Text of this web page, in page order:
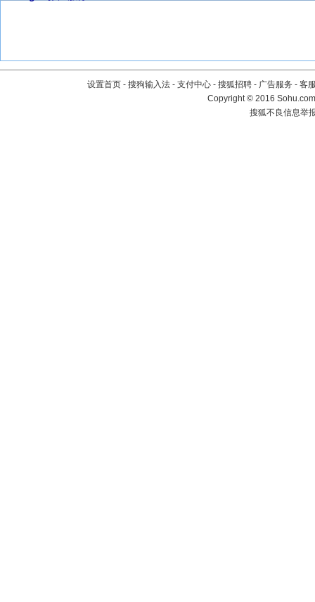
设置首页 - 搜狗输入法 - 支付中心 - 搜狐招聘 - 广告服务 - 客
Copyright©2016
搜狐不良信息举